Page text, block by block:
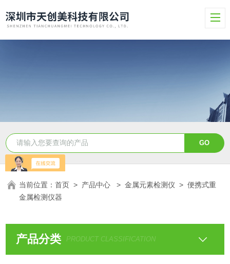
当前位置：首页 > 产品中心 >金属元素检测仪 >便携式重
金属检测仪器
产品分类 PRODUCT CLASSIFICATION